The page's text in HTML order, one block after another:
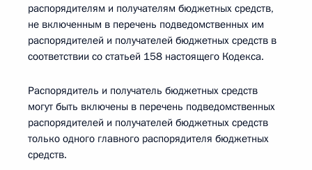
распорядителям и получателям бюджетных средств,
не включенным в перечень подведомственных им
распорядителей и получателей бюджетных средств в
соответствии со статьей 158 настоящего Кодекса.
Распорядитель и получатель бюджетных средств
могут быть включены в перечень подведомственных
распорядителей и получателей бюджетных средств
только одного главного распорядителя бюджетных
средств.